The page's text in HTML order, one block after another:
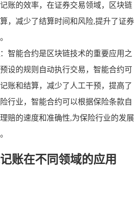
账的效率，在证券交易领域，区块链
，减少了结算时间和风险,提升了证券
：智能合约是区块链技术的重要应用之
设的规则自动执行交易，智能合约可
账和结算，减少了人工干预，提高了
行业，智能合约可以根据保险条款自
赔的速度和准确性,为保险行业的发展
账在不同领域的应用